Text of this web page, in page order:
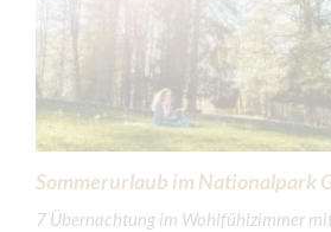
Sommerurlaub im Nationalpark
7 Übernachtung im Wohlfühlzimmer